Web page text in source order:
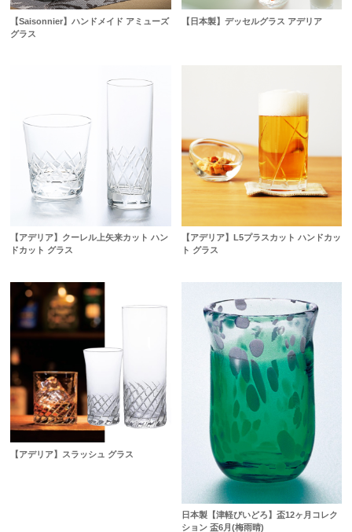
【Saisonnier】ハンドメイド アミューズ
グラス
【日本製】デッセルグラス アデリア
【アデリア】クーレル上矢来カット ハン
ドカット グラス
【アデリア】L5プラスカット ハンドカッ
ト グラス
【アデリア】スラッシュ グラス
日本製【津軽びいどろ】盃12ヶ月コレク
ション 盃6月(梅雨晴)